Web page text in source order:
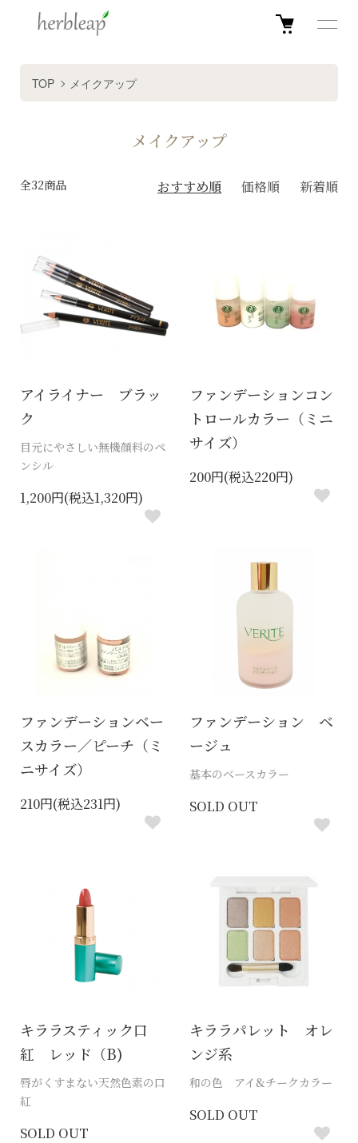
TOP メイクアップ
メイクアップ
全32商品 おすすめ順 価格順 新着順
アイライナー ブラッ
ク
目元にやさしい無機顔料のペ
ンシル
1,200円(税込1,320円)
ファンデーションコン
トロールカラー（ミニ
サイズ）
200円(税込220円)
ファンデーションベー
スカラー／ピーチ（ミ
ニサイズ）
210円(税込231円)
ファンデーション ベ
ージュ
基本のベースカラー
SOLD OUT
キララスティック口
紅 レッド（B)
唇がくすまない天然色素の口
紅
SOLD OUT
キララパレット オレ
ンジ系
和の色 アイ&チークカラー
SOLD OUT